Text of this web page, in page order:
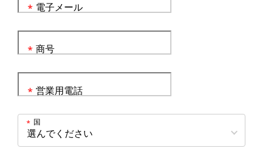
電子メール
*
商号
*
営業用電話
*
国
*